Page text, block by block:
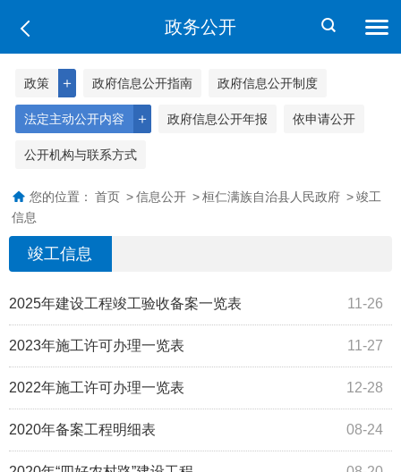
政务公开
＋
政策 政府信息公开指南 政府信息公开制度
＋
法定主动公开内容 政府信息公开年报 依申请公开
公开机构与联系方式
您的位置： 首页 > 信息公开 > 桓仁满族自治县人民政府 > 竣工
信息
竣工信息
11-26
2025年建设工程竣工验收备案一览表
11-27
2023年施工许可办理一览表
12-28
2022年施工许可办理一览表
08-24
2020年备案工程明细表